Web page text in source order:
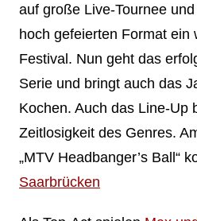
auf große Live-Tournee
hoch gefeierten Format ein
Festival. Nun geht das
Serie und bringt auch das
Kochen. Auch das Line-Up
Zeitlosigkeit des Genres.
„MTV Headbanger’s Ball“
Saarbrücken